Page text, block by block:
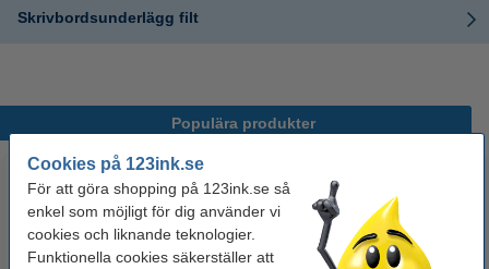
Cookies på 123ink.se
För att göra shopping på 123ink.se så
enkel som möjligt för dig använder vi
cookies och liknande teknologier.
Funktionella cookies säkerställer att
Skrivbordsunderlägg filt
Populära produkter